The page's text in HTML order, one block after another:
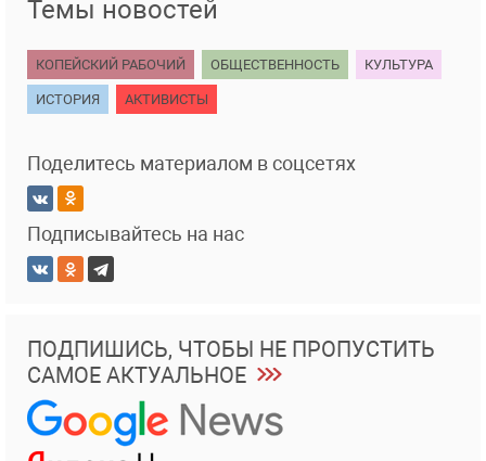
Темы новостей
КОПЕЙСКИЙ РАБОЧИЙ ОБЩЕСТВЕННОСТЬ КУЛЬТУРА
ИСТОРИЯ АКТИВИСТЫ
Поделитесь материалом в соцсетях
Подписывайтесь на нас
ПОДПИШИСЬ, ЧТОБЫ НЕ ПРОПУСТИТЬ
САМОЕ АКТУАЛЬНОЕ